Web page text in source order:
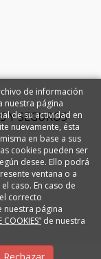
Y SEGUROS
de información
nuestra página
de su actividad en
nuevamente, ésta
en base a sus
cookies pueden ser
desee. Ello podrá
ventana o a
caso. En caso de
correcto
nuestra página
COOKIES” de nuestra